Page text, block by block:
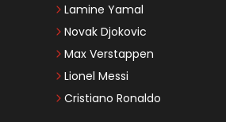
Lamine Yamal
Novak Djokovic
Max Verstappen
Lionel Messi
Cristiano Ronaldo